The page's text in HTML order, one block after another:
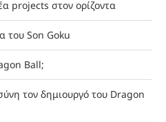
projects στον ορίζοντα
του Son Goku
Ball;
τον δημιουργό του Dragon